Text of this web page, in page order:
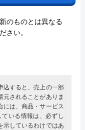
のものとは異なる
さい。
すると、売上の一部
されることがありま
は、商品・サービス
いる情報は、必ずし
示しているわけではあ